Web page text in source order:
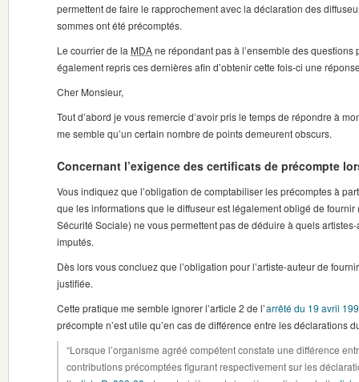
permettent de faire le rapprochement avec la déclaration des
sommes ont été précomptés.
Le courrier de la MDAne répondant pas à l’ensemble des
également repris ces dernières afin d’obtenir cette fois-ci une
Cher Monsieur,
Tout d’abord je vous remercie d’avoir pris le temps de répondre à
me semble qu’un certain nombre de points demeurent obscurs.
Concernant l’exigence des certificats de précompte
Vous indiquez que l’obligation de comptabiliser les précomptes à
que les informations que le diffuseur est légalement obligé de fournir
Sécurité Sociale) ne vous permettent pas de déduire à quels
imputés.
Dès lors vous concluez que l’obligation pour l’artiste-auteur de
justifiée.
Cette pratique me semble ignorer l’article 2 de l’arrêté du 19 avril
précompte n’est utile qu’en cas de différence entre les déclarations
“Lorsque l’organisme agréé compétent constate une différence
contributions précomptées figurant respectivement sur les